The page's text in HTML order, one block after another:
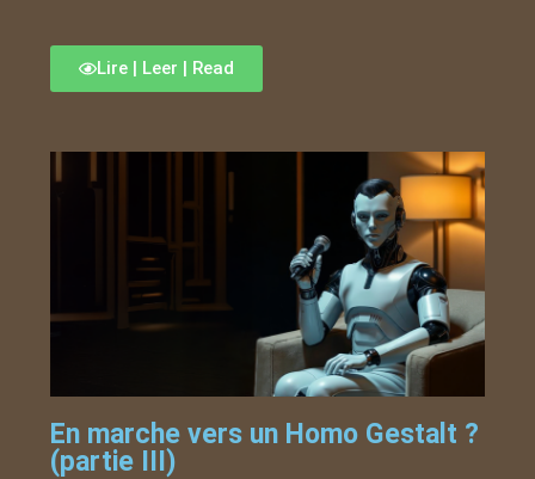
Lire | Leer | Read
En marche vers un Homo Gestalt ?
(partie III)